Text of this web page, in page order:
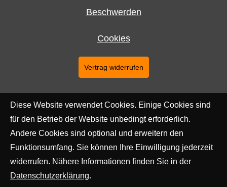
Beschwerden
Cookies
Vertrag widerrufen
Diese Website verwendet Cookies. Einige Cookies sind
für den Betrieb der Website unbedingt erforderlich.
Andere Cookies sind optional und erweitern den
Funktionsumfang. Sie können Ihre Einwilligung jederzeit
widerrufen. Nähere Informationen finden Sie in der
Datenschutzerklärung.